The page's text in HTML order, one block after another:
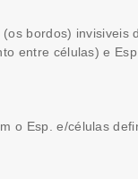
bordos)
entre células) e
o Esp. e/células